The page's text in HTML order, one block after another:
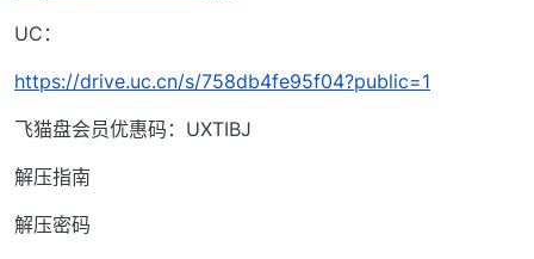
UC：
https://drive.uc.cn/s/758db4fe95f04?public=1
飞猫盘会员优惠码：UXTIBJ
解压指南
解压密码